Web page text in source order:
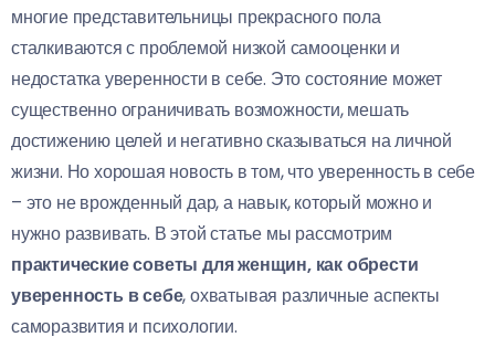
многие представительницы прекрасного пола
сталкиваются с проблемой низкой самооценки и
недостатка уверенности в себе. Это состояние может
существенно ограничивать возможности, мешать
достижению целей и негативно сказываться на личной
жизни. Но хорошая новость в том, что уверенность в себе
– это не врожденный дар, а навык, который можно и
нужно развивать. В этой статье мы рассмотрим
практические советы для женщин, как обрести
уверенность в себе, охватывая различные аспекты
саморазвития и психологии.